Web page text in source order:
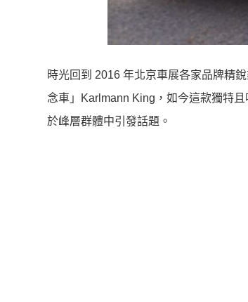
時光回到 2016 年北京車展各家品牌精
念車」Karlmann King，如今這款獨特
於峰層群體中引發話題。